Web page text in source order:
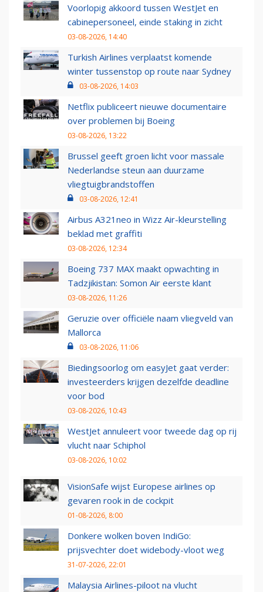
Voorlopig akkoord tussen WestJet en
cabinepersoneel, einde staking in zicht
03-08-2026, 14:40
Turkish Airlines verplaatst komende
winter tussenstop op route naar Sydney
03-08-2026, 14:03
Netflix publiceert nieuwe documentaire
over problemen bij Boeing
03-08-2026, 13:22
Brussel geeft groen licht voor massale
Nederlandse steun aan duurzame
vliegtuigbrandstoffen
03-08-2026, 12:41
Airbus A321neo in Wizz Air-kleurstelling
beklad met graffiti
03-08-2026, 12:34
Boeing 737 MAX maakt opwachting in
Tadzjikistan: Somon Air eerste klant
03-08-2026, 11:26
Geruzie over officiële naam vliegveld van
Mallorca
03-08-2026, 11:06
Biedingsoorlog om easyJet gaat verder:
investeerders krijgen dezelfde deadline
voor bod
03-08-2026, 10:43
WestJet annuleert voor tweede dag op rij
vlucht naar Schiphol
03-08-2026, 10:02
VisionSafe wijst Europese airlines op
gevaren rook in de cockpit
01-08-2026, 8:00
Donkere wolken boven IndiGo:
prijsvechter doet widebody-vloot weg
31-07-2026, 22:01
Malaysia Airlines-piloot na vlucht